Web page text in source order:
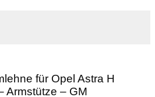
für Opel Astra H
Armstütze – GM